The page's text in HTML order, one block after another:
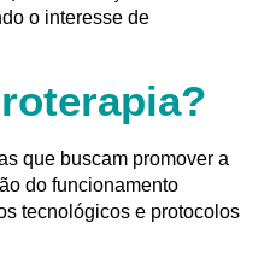
o interesse de
que buscam promover a
do funcionamento
tecnológicos e protocolos